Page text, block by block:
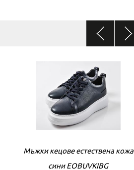
Мъжки кецове естествена кожа